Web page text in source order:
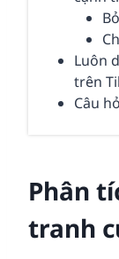
Luôn
trên
Câu
Phân
tranh